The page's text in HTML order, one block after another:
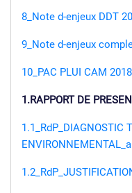
8_Note d-enjeux DDT
9_Note d-enjeux
10_PAC PLUI CAM 2018
1.RAPPORT DE
1.1_RdP_DIAGNOSTIC